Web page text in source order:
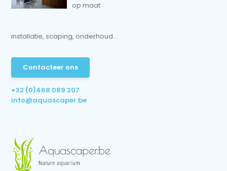
op maat
installatie, scaping, onderhoud...
Contacteer ons
+32 (0)468 089 207
info@aquascaper.be